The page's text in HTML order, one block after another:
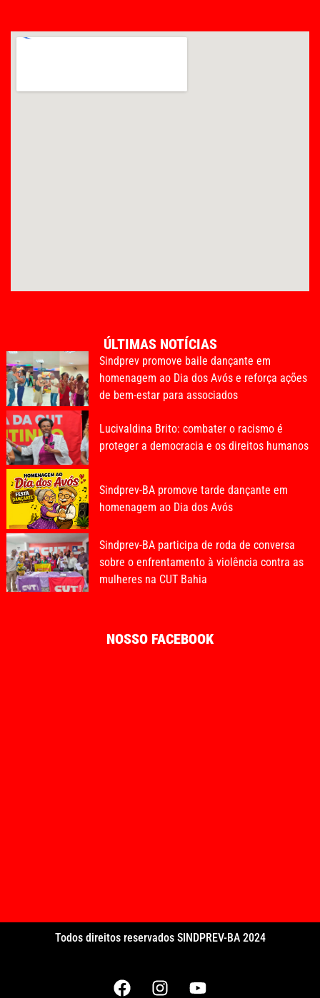
ÚLTIMAS NOTÍCIAS
Sindprev promove baile dançante em
homenagem ao Dia dos Avós e reforça ações
de bem-estar para associados
Lucivaldina Brito: combater o racismo é
proteger a democracia e os direitos humanos
Sindprev-BA promove tarde dançante em
homenagem ao Dia dos Avós
Sindprev-BA participa de roda de conversa
sobre o enfrentamento à violência contra as
mulheres na CUT Bahia
NOSSO FACEBOOK
Todos direitos reservados SINDPREV-BA 2024